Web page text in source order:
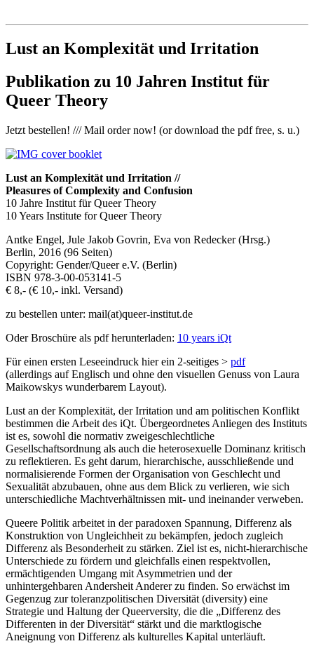
queer-institut
Institut für queer theory
Lust an Komplexität und Irritation
Publikation zu 10 Jahren Institut für
Queer Theory
Jetzt bestellen! /// Mail order now! (or download the pdf free, s. u.)
Lust an Komplexität und Irritation //
Pleasures of Complexity and Confusion
10 Jahre Institut für Queer Theory
10 Years Institute for Queer Theory
Antke Engel, Jule Jakob Govrin, Eva von Redecker (Hrsg.)
Berlin, 2016 (96 Seiten)
Copyright: Gender/Queer e.V. (Berlin)
ISBN 978-3-00-053141-5
€ 8,- (€ 10,- inkl. Versand)
zu bestellen unter: mail(at)queer-institut.de
Oder Broschüre als pdf herunterladen: 10 years iQt
Für einen ersten Leseeindruck hier ein 2-seitiges > pdf
(allerdings auf Englisch und ohne den visuellen Genuss von Laura
Maikowskys wunderbarem Layout).
Lust an der Komplexität, der Irritation und am politischen Konflikt
bestimmen die Arbeit des iQt. Übergeordnetes Anliegen des Instituts
ist es, sowohl die normativ zweigeschlechtliche
Gesellschaftsordnung als auch die heterosexuelle Dominanz kritisch
zu reflektieren. Es geht darum, hierarchische, ausschließende und
normalisierende Formen der Organisation von Geschlecht und
Sexualität abzubauen, ohne aus dem Blick zu verlieren, wie sich
unterschiedliche Machtverhältnissen mit- und ineinander verweben.
Queere Politik arbeitet in der paradoxen Spannung, Differenz als
Konstruktion von Ungleichheit zu bekämpfen, jedoch zugleich
Differenz als Besonderheit zu stärken. Ziel ist es, nicht-hierarchische
Unterschiede zu fördern und gleichfalls einen respektvollen,
ermächtigenden Umgang mit Asymmetrien und der
unhintergehbaren Andersheit Anderer zu finden. So erwächst im
Gegenzug zur toleranzpolitischen Diversität (diversity) eine
Strategie und Haltung der Queerversity, die die „Differenz des
Differenten in der Diversität“ stärkt und die marktlogische
Aneignung von Differenz als kulturelles Kapital unterläuft.